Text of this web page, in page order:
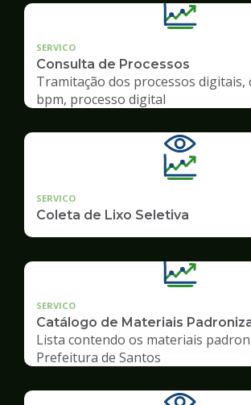
SERVICO
Consulta de Processos
Tramitação dos processos digitais,
bpm, processo digital
SERVICO
Coleta de Lixo Seletiva
SERVICO
Catálogo de Materiais
Lista contendo os materiais
Prefeitura de Santos